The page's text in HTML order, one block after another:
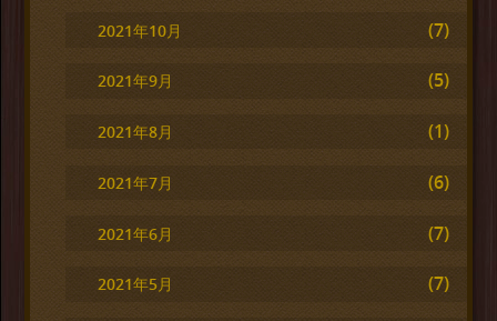
2021年10月 (7)
2021年9月 (5)
2021年8月 (1)
2021年7月 (6)
2021年6月 (7)
2021年5月 (7)